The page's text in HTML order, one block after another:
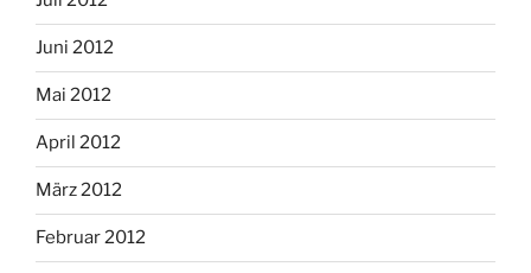
Juni 2012
Mai 2012
April 2012
März 2012
Februar 2012